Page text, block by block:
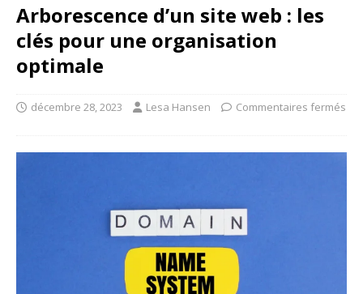
Arborescence d’un site web : les
clés pour une organisation
optimale
décembre 28, 2023 Lesa Hansen Commentaires fermés